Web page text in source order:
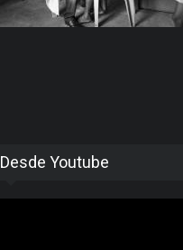
Desde Youtube